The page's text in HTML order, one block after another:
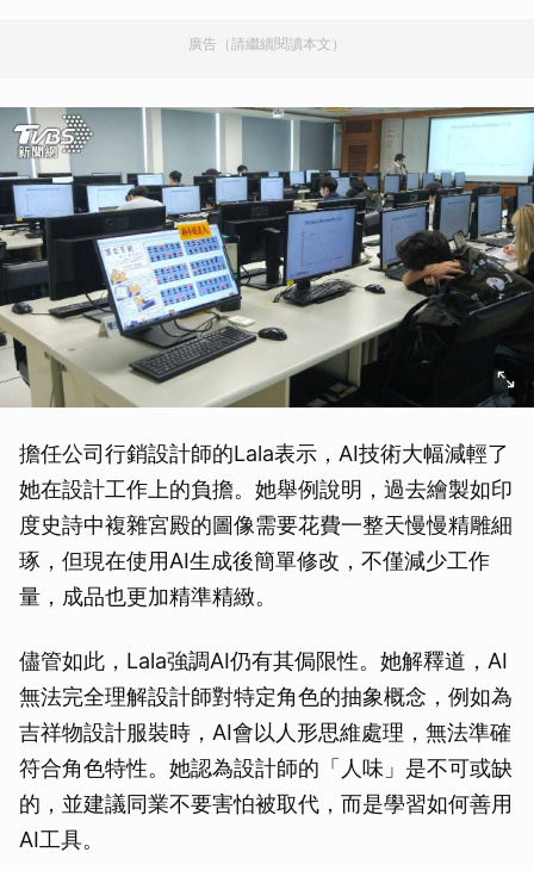
廣告（請繼續閱讀本文）
擔任公司行銷設計師的Lala表示，AI技術大幅減輕了
她在設計工作上的負擔。她舉例說明，過去繪製如印
度史詩中複雜宮殿的圖像需要花費一整天慢慢精雕細
琢，但現在使用AI生成後簡單修改，不僅減少工作
量，成品也更加精準精緻。
儘管如此，Lala強調AI仍有其侷限性。她解釋道，AI
無法完全理解設計師對特定角色的抽象概念，例如為
吉祥物設計服裝時，AI會以人形思維處理，無法準確
符合角色特性。她認為設計師的「人味」是不可或缺
的，並建議同業不要害怕被取代，而是學習如何善用
AI工具。